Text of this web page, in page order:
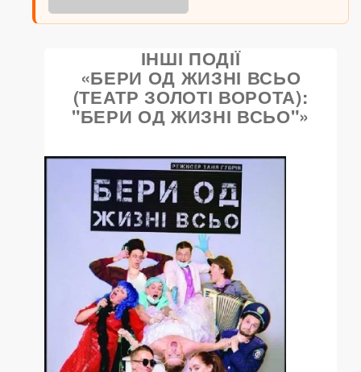
ІНШІ ПОДІЇ
«БЕРИ ОД ЖИЗНІ ВСЬО
(ТЕАТР ЗОЛОТІ ВОРОТА):
"БЕРИ ОД ЖИЗНІ ВСЬО"»